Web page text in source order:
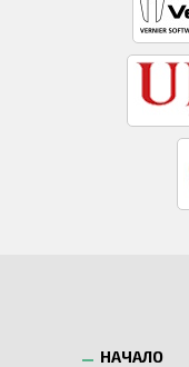
НАЧАЛО